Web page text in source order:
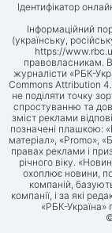
Ідентифікатор
Інформаційний
(українську,
https://
правовласникам.
журналісти «РБК-
Commons Attribution
не поділяти точку
спростуванню та
зміст реклами
позначені плашкою:
матеріал», «Promo»,
правах реклами і
річного віку.
охоплює новини,
компаній,
компанії, і за які
«РБК-Україна»